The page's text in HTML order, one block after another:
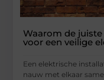
Waarom de
voor een veilige
Een elektrische
nauw met elkaar